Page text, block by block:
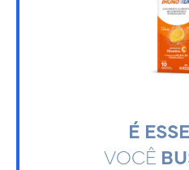
É
VOCÊ